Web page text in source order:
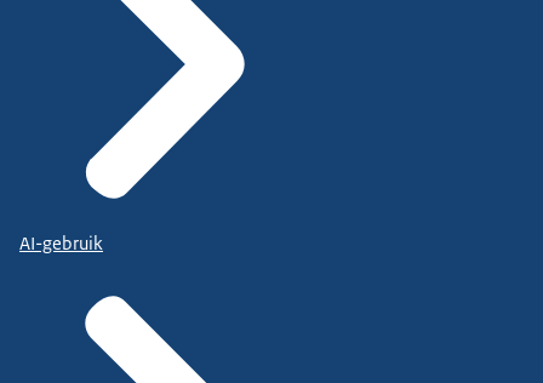
AI-gebruik